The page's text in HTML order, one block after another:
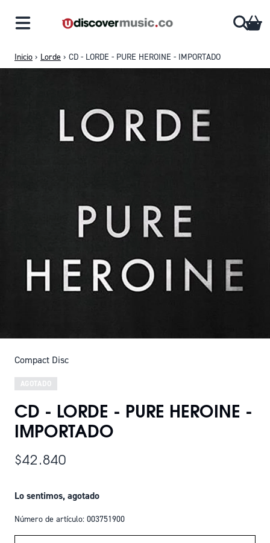
Inicio › Lorde › CD - LORDE - PURE HEROINE - IMPORTADO
Compact Disc
AGOTADO
CD - LORDE - PURE HEROINE -
IMPORTADO
$42.840
Lo sentimos, agotado
Número de artículo: 003751900